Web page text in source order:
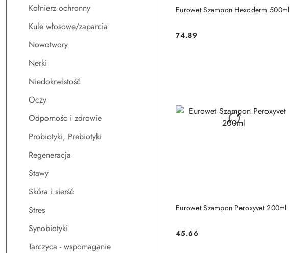
Kołnierz ochronny
Kule włosowe/zaparcia
Nowotwory
Nerki
Niedokrwistość
Oczy
Odpornośc i zdrowie
Probiotyki, Prebiotyki
Regeneracja
Stawy
Skóra i sierść
Stres
Synobiotyki
Tarczyca - wspomaganie
Eurowet Szampon Hexoderm 500ml
Cena:
74.89
DO KOSZYKA
Eurowet Szampon Peroxyvet 200ml
Cena:
45.66
DO KOSZYKA